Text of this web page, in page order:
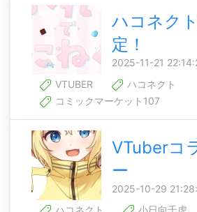
ハコネク
定！
2025-11-21
VTUBER
ハコネクト
コミックマーケット107
VTuberコ
ー
2025-10-29
ハコネクト
小日向千虎